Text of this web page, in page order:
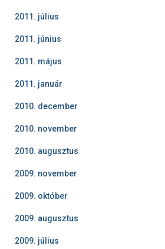
2011. július
2011. június
2011. május
2011. január
2010. december
2010. november
2010. augusztus
2009. november
2009. október
2009. augusztus
2009. július